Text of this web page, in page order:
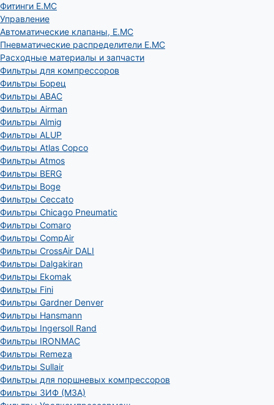
Фитинги E.MC
Управление
Автоматические клапаны, Е.МС
Пневматические распределители E.MC
Расходные материалы и запчасти
Фильтры для компрессоров
Фильтры Борец
Фильтры ABAC
Фильтры Airman
Фильтры Almig
Фильтры ALUP
Фильтры Atlas Copco
Фильтры Atmos
Фильтры BERG
Фильтры Boge
Фильтры Ceccato
Фильтры Chicago Pneumatic
Фильтры Comaro
Фильтры CompAir
Фильтры CrossAir DALI
Фильтры Dalgakiran
Фильтры Ekomak
Фильтры Fini
Фильтры Gardner Denver
Фильтры Hansmann
Фильтры Ingersoll Rand
Фильтры IRONMAC
Фильтры Remeza
Фильтры Sullair
Фильтры для поршневых компрессоров
Фильтры ЗИФ (МЗА)